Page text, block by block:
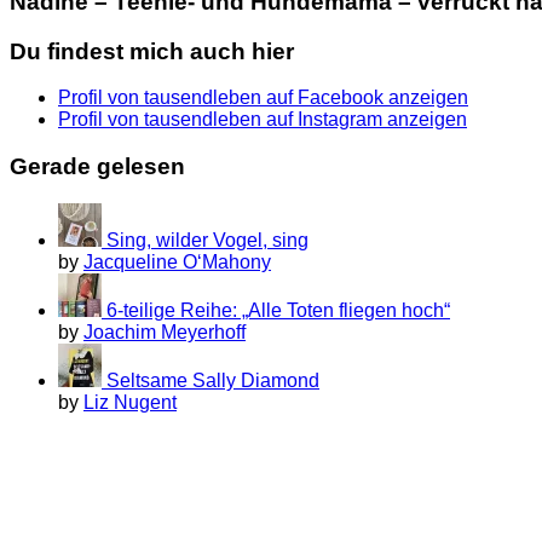
Du findest mich auch hier
Profil von tausendleben auf Facebook anzeigen
Profil von tausendleben auf Instagram anzeigen
Gerade gelesen
Sing, wilder Vogel, sing
by Jacqueline O‘Mahony
6-teilige Reihe: „Alle Toten fliegen hoch“
by Joachim Meyerhoff
Seltsame Sally Diamond
by Liz Nugent